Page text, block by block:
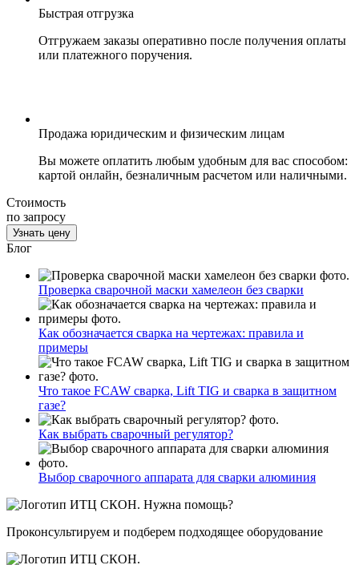
Быстрая отгрузка
Отгружаем заказы оперативно после получения оплаты
или платежного поручения.
Продажа юридическим и физическим лицам
Вы можете оплатить любым удобным для вас способом:
картой онлайн, безналичным расчетом или наличными.
Стоимость
по запросу
Узнать цену
Блог
Проверка сварочной маски хамелеон без сварки
Как обозначается сварка на чертежах: правила и
примеры
Что такое FCAW сварка, Lift TIG и сварка в защитном
газе?
Как выбрать сварочный регулятор?
Выбор сварочного аппарата для сварки алюминия
Нужна помощь?
Проконсультируем и подберем подходящее оборудование